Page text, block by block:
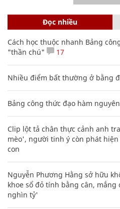
Đọc nhiều
Cách học thuộc nhanh Bảng
"thần chú"
17
Nhiều điểm bất thường ở bằng
Bảng công thức đạo hàm
Clip lột tả chân thực cảnh anh
mèo', người tinh ý còn phát
con
Nguyễn Phương Hằng sở hữu
khoe sổ đỏ tính bằng cân,
nghìn tỷ'